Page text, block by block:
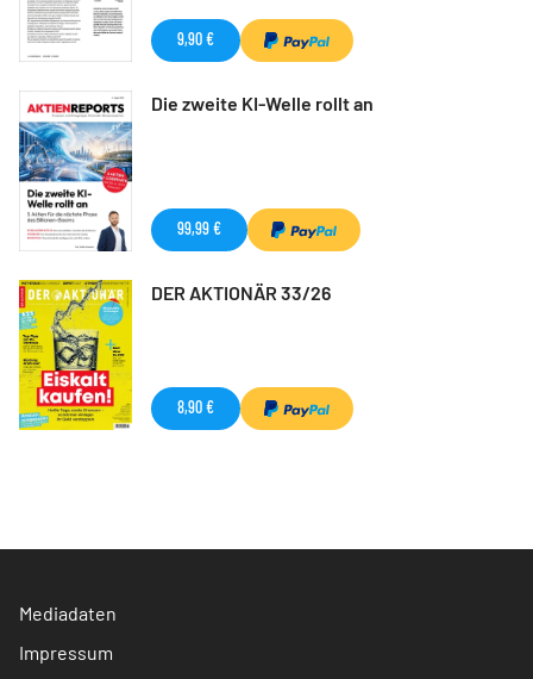
9,90 €
Die zweite KI-Welle rollt an
99,99 €
DER AKTIONÄR 33/26
8,90 €
Mediadaten
Impressum